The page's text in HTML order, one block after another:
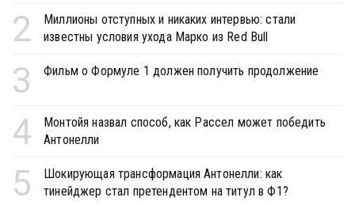
2
Миллионы отступных и никаких интервью: стали
известны условия ухода Марко из Red Bull
3 Фильм о Формуле 1 должен получить продолжение
4
Монтойя назвал способ, как Рассел может победить
Антонелли
5
Шокирующая трансформация Антонелли: как
тинейджер стал претендентом на титул в Ф1?